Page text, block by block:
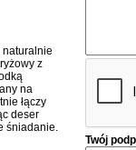
Twój
naturalnie
z
na
łączy
deser
śniadanie.